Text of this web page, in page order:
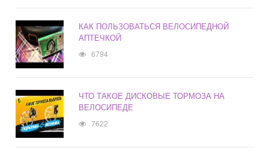
КАК ПОЛЬЗОВАТЬСЯ ВЕЛОСИПЕДНОЙ
АПТЕЧКОЙ
6794
ЧТО ТАКОЕ ДИСКОВЫЕ ТОРМОЗА НА
ВЕЛОСИПЕДЕ
7622